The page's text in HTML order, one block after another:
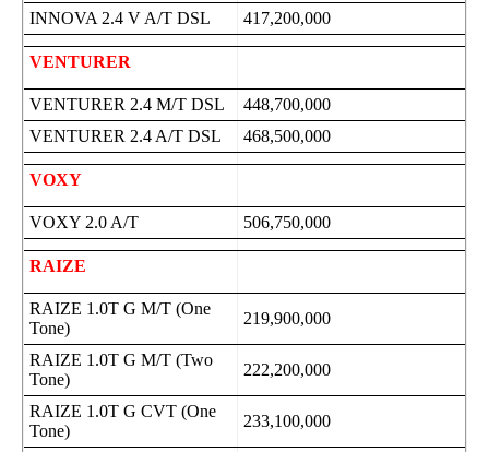
INNOVA 2.4 V A/T DSL
417,200,000
VENTURER
VENTURER 2.4 M/T DSL
448,700,000
VENTURER 2.4 A/T DSL
468,500,000
VOXY
VOXY 2.0 A/T 506,750,000
RAIZE
RAIZE 1.0T G M/T (One
Tone)
219,900,000
RAIZE 1.0T G M/T (Two
Tone)
222,200,000
RAIZE 1.0T G CVT (One
Tone)
233,100,000